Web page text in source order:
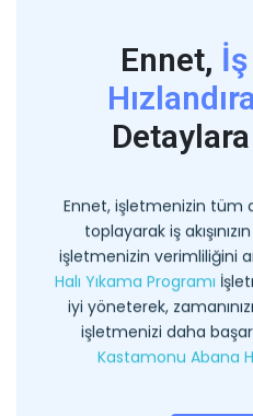
Ennet,
Ennet, işletmenizin tüm
toplayarak iş
işletmenizin verimliliğini
Halı Yıkama Programı
iyi yöneterek,
işletmenizi daha
Kastamonu Abana